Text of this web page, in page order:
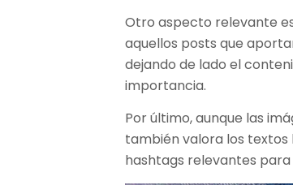
Otro aspecto relevante
aquellos posts que
dejando de lado el
importancia.
Por último, aunque las
también valora los textos
hashtags relevantes